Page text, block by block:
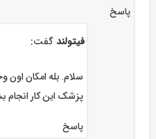
پاسخ
فیتولندگفت:
سلام. بله امکان اون
پزشک این کار انجام
پاسخ